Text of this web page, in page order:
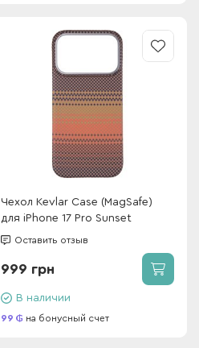
Чехол Kevlar Case (MagSafe)
для iPhone 17 Pro Sunset
Оставить отзыв
999 грн
В наличии
99 на бонусный счет